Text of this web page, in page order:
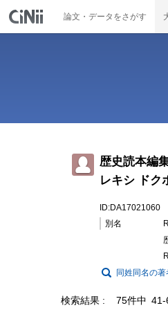
論文・データをさがす
歴史読本編
レキシ ドク
ID:DA17021060
別名
同姓同名の
検索結果 75件中